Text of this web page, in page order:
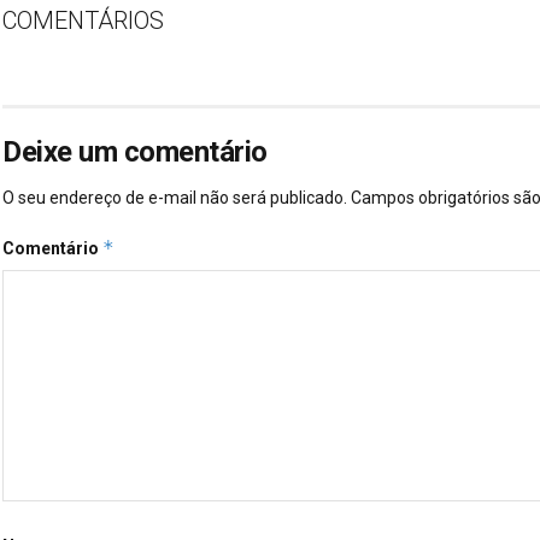
COMENTÁRIOS
Deixe um comentário
O seu endereço de e-mail não será publicado. Campos obrigatórios
Comentário *